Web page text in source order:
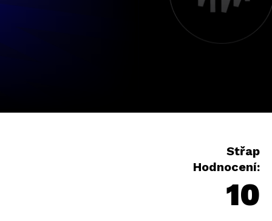
Střap
Hodnocení:
10